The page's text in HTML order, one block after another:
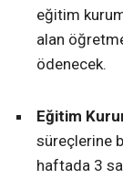
eğitim
alan
ödenecek.
Eğitim
süreçlerine
haftada 3